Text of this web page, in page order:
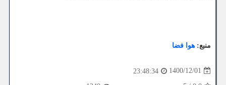
منبع: هوا فضا
1400/12/01
23:48:34